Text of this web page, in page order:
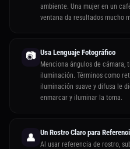
ambiente. Una mujer en un
ventana da resultados mucho
📷 Usa Lenguaje Fotográfico
Menciona ángulos de cámara,
iluminación. Términos como
iluminación suave y difusa le
enmarcar y iluminar la toma.
👤 Un Rostro Claro para
Al usar referencia de rostro,